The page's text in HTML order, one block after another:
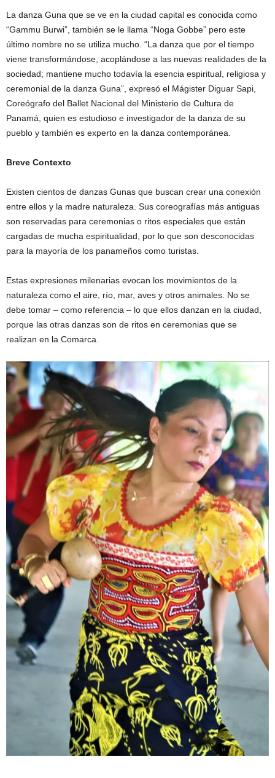
La danza Guna que se ve en la ciudad capital es conocida como
“Gammu Burwi”, también se le llama “Noga Gobbe” pero este
último nombre no se utiliza mucho. “La danza que por el tiempo
viene transformándose, acoplándose a las nuevas realidades de la
sociedad; mantiene mucho todavía la esencia espiritual, religiosa y
ceremonial de la danza Guna”, expresó el Mágister Diguar Sapi,
Coreógrafo del Ballet Nacional del Ministerio de Cultura de
Panamá, quien es estudioso e investigador de la danza de su
pueblo y también es experto en la danza contemporánea.
Breve Contexto
Existen cientos de danzas Gunas que buscan crear una conexión
entre ellos y la madre naturaleza. Sus coreografías más antiguas
son reservadas para ceremonias o ritos especiales que están
cargadas de mucha espiritualidad, por lo que son desconocidas
para la mayoría de los panameños como turistas.
Estas expresiones milenarias evocan los movimientos de la
naturaleza como el aire, río, mar, aves y otros animales. No se
debe tomar – como referencia – lo que ellos danzan en la ciudad,
porque las otras danzas son de ritos en ceremonias que se
realizan en la Comarca.